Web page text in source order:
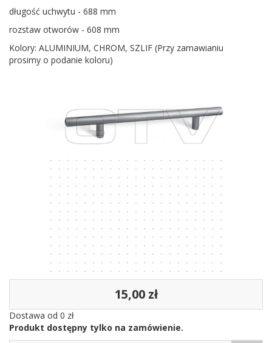
długość uchwytu - 688 mm
rozstaw otworów - 608 mm
Kolory: ALUMINIUM, CHROM, SZLIF (Przy zamawianiu
prosimy o podanie koloru)
15,00 zł
Dostawa od 0 zł
Produkt dostępny tylko na zamówienie.